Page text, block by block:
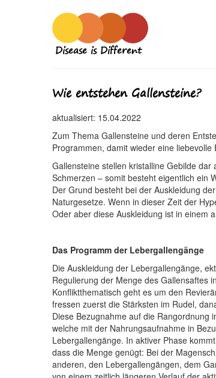
Disease is Different
Wie entstehen Gallensteine?
aktualisiert: 15.04.2022
Zum Thema Gallensteine und deren
Programmen, damit wieder eine
Gallensteine stellen kristalline Gebilde
Schmerzen – somit besteht eigentlich ein
Der Grund besteht bei der Auskleidung
Naturgesetze. Wenn in dieser Zeit der
Oder aber diese Auskleidung ist in einem
Das Programm der Lebergallengänge
Die Auskleidung der Lebergallengänge,
Regulierung der Menge des Gallensaftes
Konfliktthematisch geht es um den
fressen zuerst die Stärksten im Rudel,
Diese Bezugnahme auf die Rangordnung
welche mit der Nahrungsaufnahme in
Lebergallengänge. In aktiver Phase
dass die Menge genügt: Bei der
anderen, den Lebergallengängen, dem